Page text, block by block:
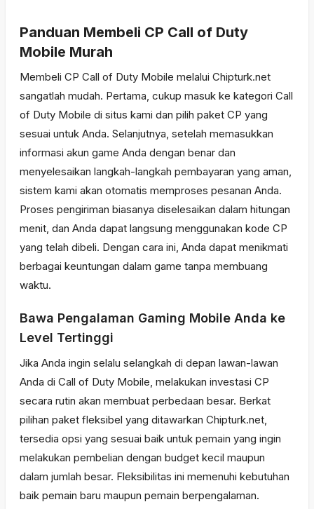
Panduan Membeli CP Call of Duty
Mobile Murah
Membeli CP Call of Duty Mobile melalui Chipturk.net
sangatlah mudah. Pertama, cukup masuk ke kategori Call
of Duty Mobile di situs kami dan pilih paket CP yang
sesuai untuk Anda. Selanjutnya, setelah memasukkan
informasi akun game Anda dengan benar dan
menyelesaikan langkah-langkah pembayaran yang aman,
sistem kami akan otomatis memproses pesanan Anda.
Proses pengiriman biasanya diselesaikan dalam hitungan
menit, dan Anda dapat langsung menggunakan kode CP
yang telah dibeli. Dengan cara ini, Anda dapat menikmati
berbagai keuntungan dalam game tanpa membuang
waktu.
Bawa Pengalaman Gaming Mobile Anda ke
Level Tertinggi
Jika Anda ingin selalu selangkah di depan lawan-lawan
Anda di Call of Duty Mobile, melakukan investasi CP
secara rutin akan membuat perbedaan besar. Berkat
pilihan paket fleksibel yang ditawarkan Chipturk.net,
tersedia opsi yang sesuai baik untuk pemain yang ingin
melakukan pembelian dengan budget kecil maupun
dalam jumlah besar. Fleksibilitas ini memenuhi kebutuhan
baik pemain baru maupun pemain berpengalaman.